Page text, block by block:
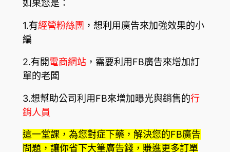
如果您是：
1.有經營粉絲團 ，想利用廣告來加強效果的小
編
2.有開電商網站，需要利用FB廣告來增加訂
單的老闆
3.想幫助公司利用FB來增加曝光與銷售的行
銷人員
這一堂課，為您對症下藥，解決您的FB廣告
問題，讓你省下大筆廣告錢，賺進更多訂單